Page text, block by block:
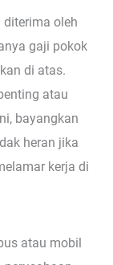
diterima oleh
gaji pokok
di atas.
atau
bayangkan
heran jika
kerja di
atau mobil